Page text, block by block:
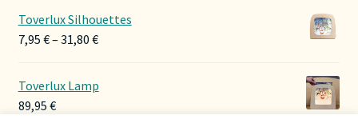
Toverlux Silhouettes
7,95 €– 31,80 €Preisspanne:
Toverlux Lamp
89,95 €